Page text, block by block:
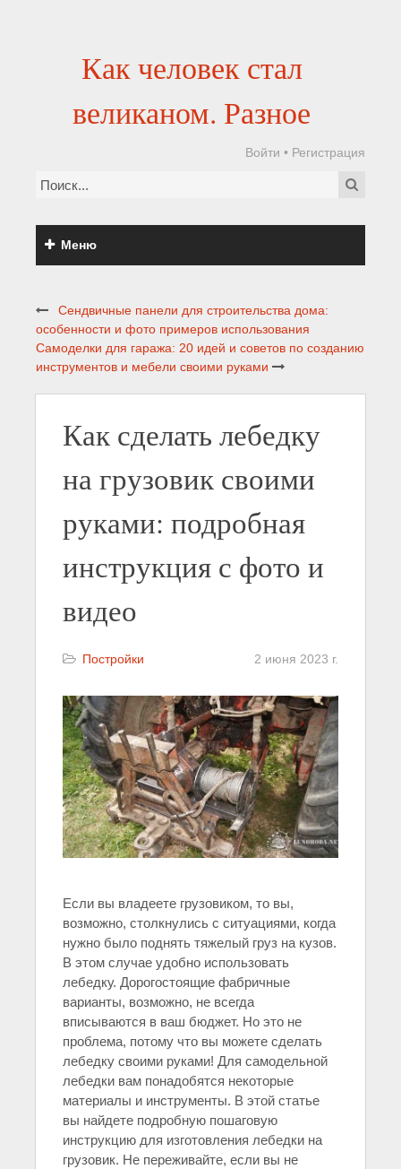
Как человек стал
великаном. Разное
Войти • Регистрация
Меню
Сендвичные панели для строительства дома:
особенности и фото примеров использования
Самоделки для гаража: 20 идей и советов по созданию
инструментов и мебели своими руками
Как сделать лебедку
на грузовик своими
руками: подробная
инструкция с фото и
видео
Постройки 2 июня 2023 г.
Если вы владеете грузовиком, то вы,
возможно, столкнулись с ситуациями, когда
нужно было поднять тяжелый груз на кузов.
В этом случае удобно использовать
лебедку. Дорогостоящие фабричные
варианты, возможно, не всегда
вписываются в ваш бюджет. Но это не
проблема, потому что вы можете сделать
лебедку своими руками! Для самодельной
лебедки вам понадобятся некоторые
материалы и инструменты. В этой статье
вы найдете подробную пошаговую
инструкцию для изготовления лебедки на
грузовик. Не переживайте, если вы не